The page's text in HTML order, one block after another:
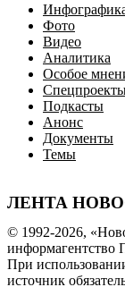
Фото
Видео
Аналитика
Особое
Подкасты
Анонс
Документы
Темы
ЛЕНТА
© 1992-2026,
информагентство
При
источник